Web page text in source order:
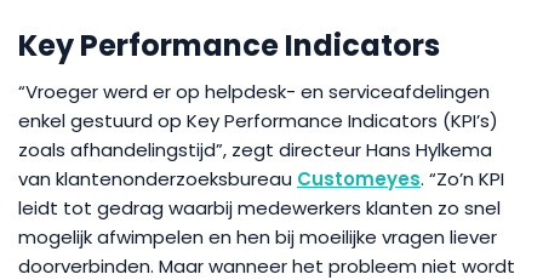
Key Performance Indicators
“Vroeger werd er op helpdesk- en serviceafdelingen
enkel gestuurd op Key Performance Indicators (KPI’s)
zoals afhandelingstijd”, zegt directeur Hans Hylkema
van klantenonderzoeksbureau Customeyes. “Zo’n KPI
leidt tot gedrag waarbij medewerkers klanten zo snel
mogelijk afwimpelen en hen bij moeilijke vragen liever
doorverbinden. Maar wanneer het probleem niet wordt